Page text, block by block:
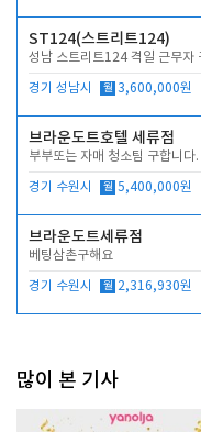
ST124(스트리트124)
성남 스트리트124 격일 근무자
경기 성남시 월 3,600,000원
브라운도트호텔 세류점
부부또는 자매 청소팀 구합니다.
경기 수원시 월 5,400,000원
브라운도트세류점
베팅삼촌구해요
경기 수원시 월 2,316,930원
많이 본 기사